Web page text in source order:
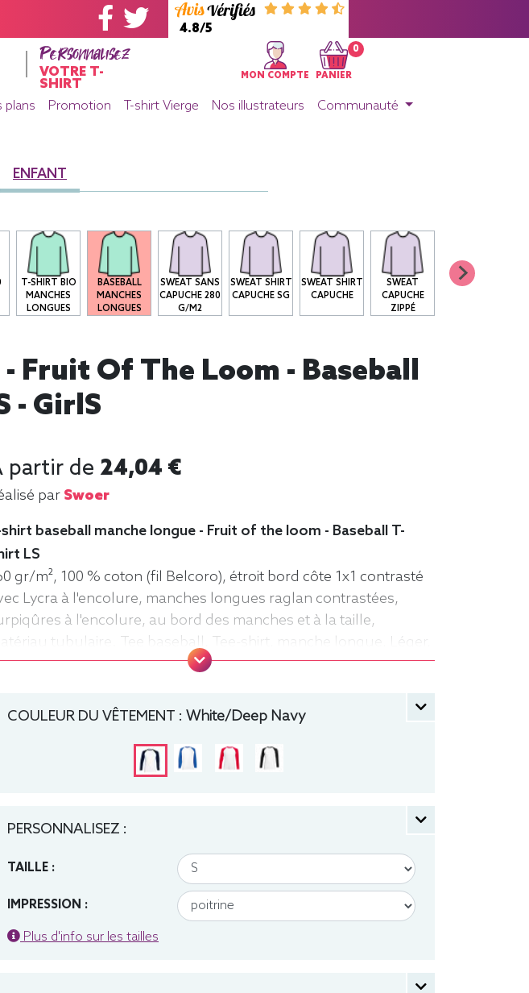
4.8/5
Personnalisez
VOTRE T-
SHIRT
MON COMPTE
0
PANIER
plans Promotion T-shirt Vierge Nos illustrateurs Communauté
ENFANT
T-SHIRT BIO
MANCHES
LONGUES
BASEBALL
MANCHES
LONGUES
SWEAT SANS
CAPUCHE 280
G/M2
SWEAT SHIRT
CAPUCHE SG
SWEAT SHIRT
CAPUCHE
SWEAT
CAPUCHE
ZIPPÉ
Fruit Of The Loom - Baseball
- GirlS
partir de 24,04 €
par Swoer
baseball manche longue - Fruit of the loom - Baseball T-
LS
gr/m², 100 % coton (fil Belcoro), étroit bord côte 1x1 contrasté
Lycra à l'encolure, manches longues raglan contrastées,
à l'encolure, au bord des manches et à la taille,
tubulaire. Tee baseball, Tee-shirt, manche longue, Léger,
Fruit of the loom
COULEUR DU VÊTEMENT : White/Deep Navy
PERSONNALISEZ :
TAILLE :
IMPRESSION :
Plus d'info sur les tailles